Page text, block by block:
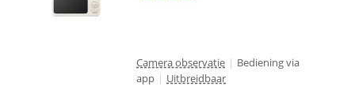
Camera observatie | Bediening via
app | Uitbreidbaar